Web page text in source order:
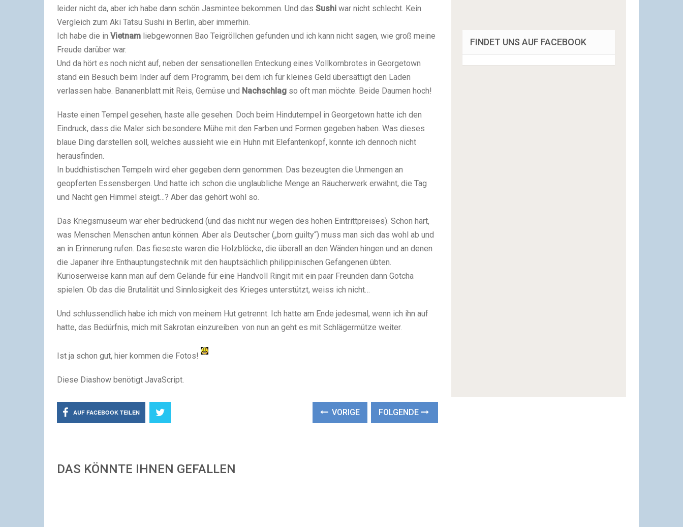
leider nicht da, aber ich habe dann schön Jasmintee bekommen. Und das Sushi war nicht schlecht. Kein
Vergleich zum Aki Tatsu Sushi in Berlin, aber immerhin.
Ich habe die in Vietnam liebgewonnen Bao Teigröllchen gefunden und ich kann nicht sagen, wie groß meine
Freude darüber war.
Und da hört es noch nicht auf, neben der sensationellen Enteckung eines Vollkornbrotes in Georgetown
stand ein Besuch beim Inder auf dem Programm, bei dem ich für kleines Geld übersättigt den Laden
verlassen habe. Bananenblatt mit Reis, Gemüse und Nachschlag so oft man möchte. Beide Daumen hoch!
Haste einen Tempel gesehen, haste alle gesehen. Doch beim Hindutempel in Georgetown hatte ich den
Eindruck, dass die Maler sich besondere Mühe mit den Farben und Formen gegeben haben. Was dieses
blaue Ding darstellen soll, welches aussieht wie ein Huhn mit Elefantenkopf, konnte ich dennoch nicht
herausfinden.
In buddhistischen Tempeln wird eher gegeben denn genommen. Das bezeugten die Unmengen an
geopferten Essensbergen. Und hatte ich schon die unglaubliche Menge an Räucherwerk erwähnt, die Tag
und Nacht gen Himmel steigt…? Aber das gehört wohl so.
Das Kriegsmuseum war eher bedrückend (und das nicht nur wegen des hohen Eintrittpreises). Schon hart,
was Menschen Menschen antun können. Aber als Deutscher („born guilty“) muss man sich das wohl ab und
an in Erinnerung rufen. Das fieseste waren die Holzblöcke, die überall an den Wänden hingen und an denen
die Japaner ihre Enthauptungstechnik mit den hauptsächlich philippinischen Gefangenen übten.
Kurioserweise kann man auf dem Gelände für eine Handvoll Ringit mit ein paar Freunden dann Gotcha
spielen. Ob das die Brutalität und Sinnlosigkeit des Krieges unterstützt, weiss ich nicht…
Und schlussendlich habe ich mich von meinem Hut getrennt. Ich hatte am Ende jedesmal, wenn ich ihn auf
hatte, das Bedürfnis, mich mit Sakrotan einzureiben. von nun an geht es mit Schlägermütze weiter.
Ist ja schon gut, hier kommen die Fotos!
Diese Diashow benötigt JavaScript.
AUF FACEBOOK TEILEN VORIGE FOLGENDE
DAS KÖNNTE IHNEN GEFALLEN
FINDET UNS AUF FACEBOOK